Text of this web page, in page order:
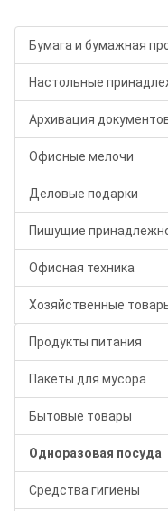
Бумага и бумажная
Настольные
Архивация
Офисные мелочи
Деловые подарки
Пишущие
Офисная техника
Хозяйственные
Продукты питания
Пакеты для мусора
Бытовые товары
Одноразовая посуда
Средства гигиены